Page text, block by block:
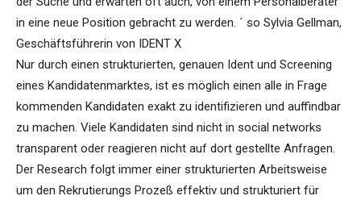
in eine neue Position gebracht zu werden. ´ so Sylvia Gellman,
Geschäftsführerin von IDENT X
Nur durch einen strukturierten, genauen Ident und Screening
eines Kandidatenmarktes, ist es möglich einen alle in Frage
kommenden Kandidaten exakt zu identifizieren und auffindbar
zu machen. Viele Kandidaten sind nicht in social networks
transparent oder reagieren nicht auf dort gestellte Anfragen.
Der Research folgt immer einer strukturierten Arbeitsweise
um den Rekrutierungs Prozeß effektiv und strukturiert für